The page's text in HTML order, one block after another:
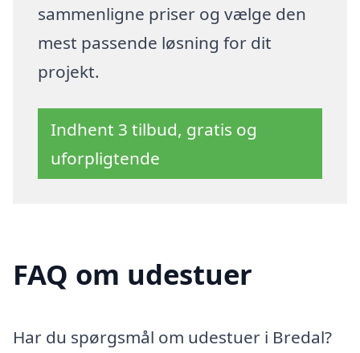
sammenligne priser og vælge den
mest passende løsning for dit
projekt.
Indhent 3 tilbud, gratis og
uforpligtende
FAQ om udestuer
Har du spørgsmål om udestuer i Bredal?